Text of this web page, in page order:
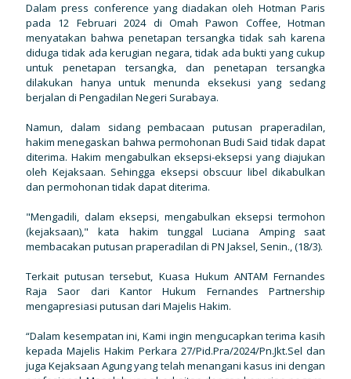
Dalam press conference yang diadakan oleh Hotman Paris
pada 12 Februari 2024 di Omah Pawon Coffee, Hotman
menyatakan bahwa penetapan tersangka tidak sah karena
diduga tidak ada kerugian negara, tidak ada bukti yang cukup
untuk penetapan tersangka, dan penetapan tersangka
dilakukan hanya untuk menunda eksekusi yang sedang
berjalan di Pengadilan Negeri Surabaya.
Namun, dalam sidang pembacaan putusan praperadilan,
hakim menegaskan bahwa permohonan Budi Said tidak dapat
diterima. Hakim mengabulkan eksepsi-eksepsi yang diajukan
oleh Kejaksaan. Sehingga eksepsi obscuur libel dikabulkan
dan permohonan tidak dapat diterima.
"Mengadili, dalam eksepsi, mengabulkan eksepsi termohon
(kejaksaan)," kata hakim tunggal Luciana Amping saat
membacakan putusan praperadilan di PN Jaksel, Senin., (18/3).
Terkait putusan tersebut, Kuasa Hukum ANTAM Fernandes
Raja Saor dari Kantor Hukum Fernandes Partnership
mengapresiasi putusan dari Majelis Hakim.
“Dalam kesempatan ini, Kami ingin mengucapkan terima kasih
kepada Majelis Hakim Perkara 27/Pid.Pra/2024/Pn.Jkt.Sel dan
juga Kejaksaan Agung yang telah menangani kasus ini dengan